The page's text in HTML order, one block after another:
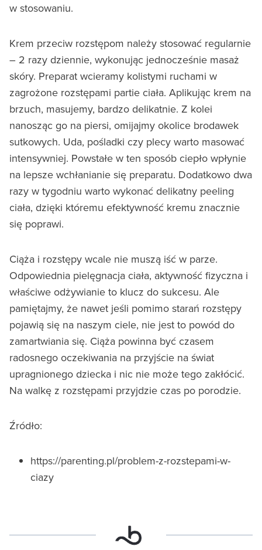
w stosowaniu.
Krem przeciw rozstępom należy stosować regularnie
– 2 razy dziennie, wykonując jednocześnie masaż
skóry. Preparat wcieramy kolistymi ruchami w
zagrożone rozstępami partie ciała. Aplikując krem na
brzuch, masujemy, bardzo delikatnie. Z kolei
nanosząc go na piersi, omijajmy okolice brodawek
sutkowych. Uda, pośladki czy plecy warto masować
intensywniej. Powstałe w ten sposób ciepło wpłynie
na lepsze wchłanianie się preparatu. Dodatkowo dwa
razy w tygodniu warto wykonać delikatny peeling
ciała, dzięki któremu efektywność kremu znacznie
się poprawi.
Ciąża i rozstępy wcale nie muszą iść w parze.
Odpowiednia pielęgnacja ciała, aktywność fizyczna i
właściwe odżywianie to klucz do sukcesu. Ale
pamiętajmy, że nawet jeśli pomimo starań rozstępy
pojawią się na naszym ciele, nie jest to powód do
zamartwiania się. Ciąża powinna być czasem
radosnego oczekiwania na przyjście na świat
upragnionego dziecka i nic nie może tego zakłócić.
Na walkę z rozstępami przyjdzie czas po porodzie.
Źródło:
https://parenting.pl/problem-z-rozstepami-w-
ciazy